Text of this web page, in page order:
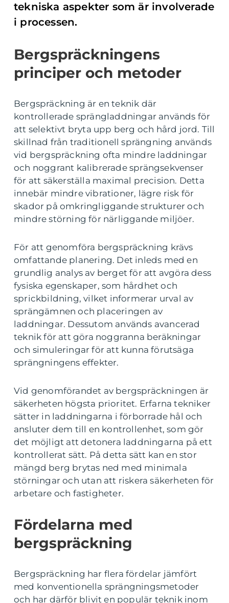
tekniska aspekter som är involverade
i processen.
Bergspräckningens
principer och metoder
Bergspräckning är en teknik där
kontrollerade sprängladdningar används för
att selektivt bryta upp berg och hård jord. Till
skillnad från traditionell sprängning används
vid bergspräckning ofta mindre laddningar
och noggrant kalibrerade sprängsekvenser
för att säkerställa maximal precision. Detta
innebär mindre vibrationer, lägre risk för
skador på omkringliggande strukturer och
mindre störning för närliggande miljöer.
För att genomföra bergspräckning krävs
omfattande planering. Det inleds med en
grundlig analys av berget för att avgöra dess
fysiska egenskaper, som hårdhet och
sprickbildning, vilket informerar urval av
sprängämnen och placeringen av
laddningar. Dessutom används avancerad
teknik för att göra noggranna beräkningar
och simuleringar för att kunna förutsäga
sprängningens effekter.
Vid genomförandet av bergspräckningen är
säkerheten högsta prioritet. Erfarna tekniker
sätter in laddningarna i förborrade hål och
ansluter dem till en kontrollenhet, som gör
det möjligt att detonera laddningarna på ett
kontrollerat sätt. På detta sätt kan en stor
mängd berg brytas ned med minimala
störningar och utan att riskera säkerheten för
arbetare och fastigheter.
Fördelarna med
bergspräckning
Bergspräckning har flera fördelar jämfört
med konventionella sprängningsmetoder
och har därför blivit en populär teknik inom